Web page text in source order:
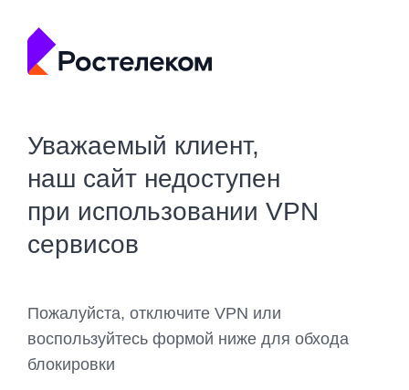
Уважаемый клиент,
наш сайт недоступен
при использовании VPN
сервисов
Пожалуйста, отключите VPN или
воспользуйтесь формой ниже для обхода
блокировки